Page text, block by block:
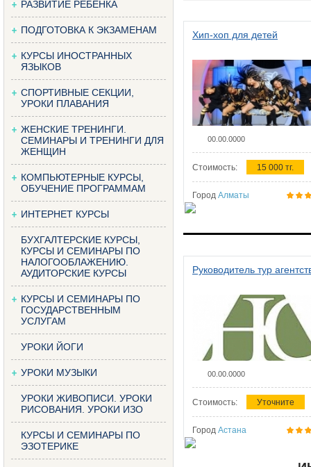
РАЗВИТИЕ РЕБЁНКА
ПОДГОТОВКА К ЭКЗАМЕНАМ
КУРСЫ ИНОСТРАННЫХ
ЯЗЫКОВ
СПОРТИВНЫЕ СЕКЦИИ,
УРОКИ ПЛАВАНИЯ
ЖЕНСКИЕ ТРЕНИНГИ.
СЕМИНАРЫ И ТРЕНИНГИ ДЛЯ
ЖЕНЩИН
КОМПЬЮТЕРНЫЕ КУРСЫ,
ОБУЧЕНИЕ ПРОГРАММАМ
ИНТЕРНЕТ КУРСЫ
БУХГАЛТЕРСКИЕ КУРСЫ,
КУРСЫ И СЕМИНАРЫ ПО
НАЛОГООБЛАЖЕНИЮ.
АУДИТОРСКИЕ КУРСЫ
КУРСЫ И СЕМИНАРЫ ПО
ГОСУДАРСТВЕННЫМ
УСЛУГАМ
УРОКИ ЙОГИ
УРОКИ МУЗЫКИ
УРОКИ ЖИВОПИСИ. УРОКИ
РИСОВАНИЯ. УРОКИ ИЗО
КУРСЫ И СЕМИНАРЫ ПО
ЭЗОТЕРИКЕ
Хип-хоп для детей
00.00.0000
Стоимость: 15 000 тг.
Город Алматы
Руководитель тур
00.00.0000
Стоимость: Уточните
Город Астана